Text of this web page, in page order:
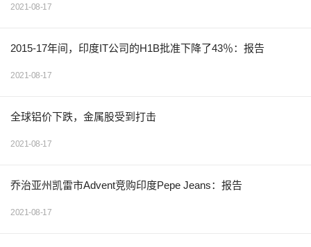
2021-08-17
2015-17年间，印度IT公司的H1B批准下降了43％：报告
2021-08-17
全球铝价下跌，金属股受到打击
2021-08-17
乔治亚州凯雷市Advent竞购印度Pepe Jeans：报告
2021-08-17